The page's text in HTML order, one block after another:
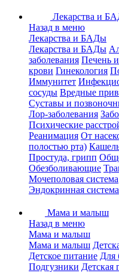
Лекарства и
Назад в меню
Лекарства и БАДы
Лекарства и БАДы
заболевания Печень
крови Гинекология
Иммунитет
сосуды Вредные
Суставы и
Лор-заболевания
Психические
Реанимация От
полостью рта)
Простуда, грипп
Обезболивающие
Мочеполовая система
Эндокринная система
Мама и малыш
Назад в меню
Мама и малыш
Мама и малыш
Детское питание Для
Подгузники Детская